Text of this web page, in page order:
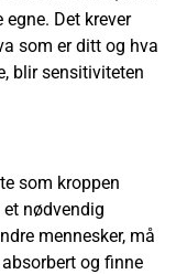
Det krever
som er ditt og hva
blir sensitiviteten
som kroppen
nødvendig
mennesker, må
og finne